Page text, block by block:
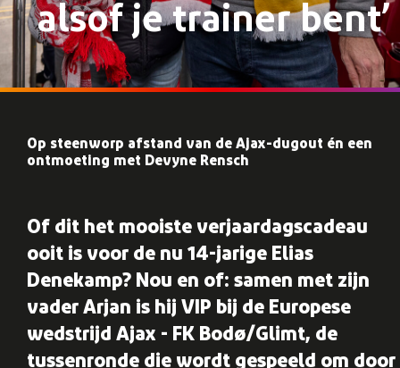
alsof je trainer bent’
Op steenworp afstand van de Ajax-dugout én een
ontmoeting met Devyne Rensch
Of dit het mooiste verjaardagscadeau
ooit is voor de nu 14-jarige Elias
Denekamp? Nou en of: samen met zijn
vader Arjan is hij VIP bij de Europese
wedstrijd Ajax - FK Bodø/Glimt, de
tussenronde die wordt gespeeld om door